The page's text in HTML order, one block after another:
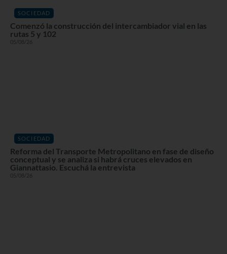
SOCIEDAD
Comenzó la construcción del intercambiador vial en las
rutas 5 y 102
05/08/26
SOCIEDAD
Reforma del Transporte Metropolitano en fase de diseño
conceptual y se analiza si habrá cruces elevados en
Giannattasio. Escuchá la entrevista
05/08/26